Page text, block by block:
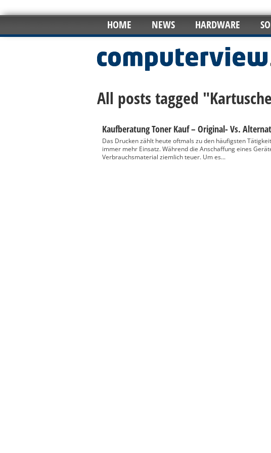
HOME NEWS HARDWARE
All posts tagged
Kaufberatung Toner Kauf – Original- Vs.
Das Drucken zählt heute oftmals zu den häufigsten
immer mehr Einsatz. Während die Anschaffung eines
Verbrauchsmaterial ziemlich teuer. Um es...